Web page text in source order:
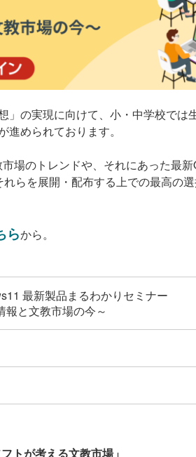
の実現に向けて、小・中学校では
められております。
場のトレンドや、それにあった最
らを展開・配布する上での最高の
らから。
最新製品まるわかりセミナー
報と文教市場の今～
トが考える文教市場」